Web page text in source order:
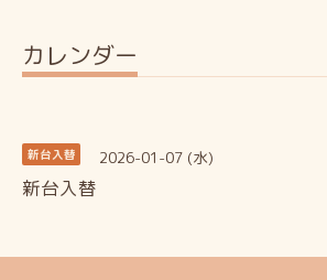
カレンダー
新台入替 2026-01-07 (水)
新台入替